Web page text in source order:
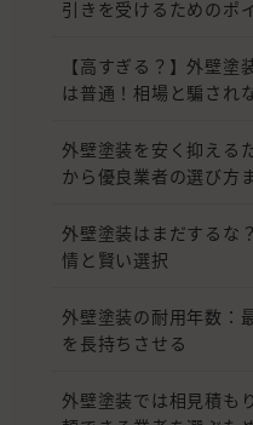
引きを受けるためのポ
【高すぎる？】外壁
は普通！相場と騙され
外壁塗装を安く抑える
から優良業者の選び方
外壁塗装はまだするな
情と賢い選択
外壁塗装の耐用年数：
を長持ちさせる
外壁塗装では相見積も